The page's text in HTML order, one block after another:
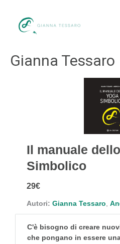
contenuto
Gianna Tessaro
Il manuale
Simbolico
29€
Autori: Gianna Tessaro
C'è bisogno di creare
che pongano in essere